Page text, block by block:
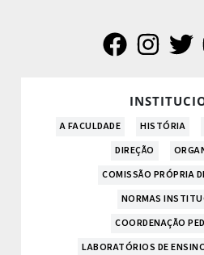
A FACULDADE HISTÓRIA
DIREÇÃO
COMISSÃO PRÓPRIA
NORMAS
COORDENAÇÃO
LABORATÓRIOS DE